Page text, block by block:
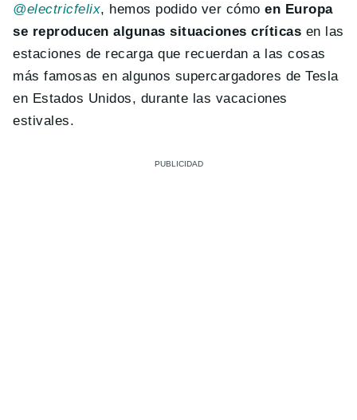
@electricfelix, hemos podido ver cómo en Europa
se reproducen algunas situaciones críticas en las
estaciones de recarga que recuerdan a las cosas
más famosas en algunos supercargadores de Tesla
en Estados Unidos, durante las vacaciones
estivales.